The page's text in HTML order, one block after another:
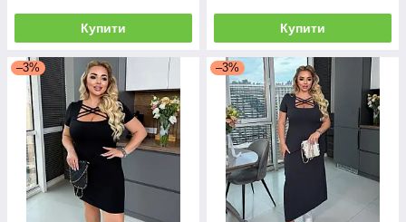
Купити Купити
–3% –3%